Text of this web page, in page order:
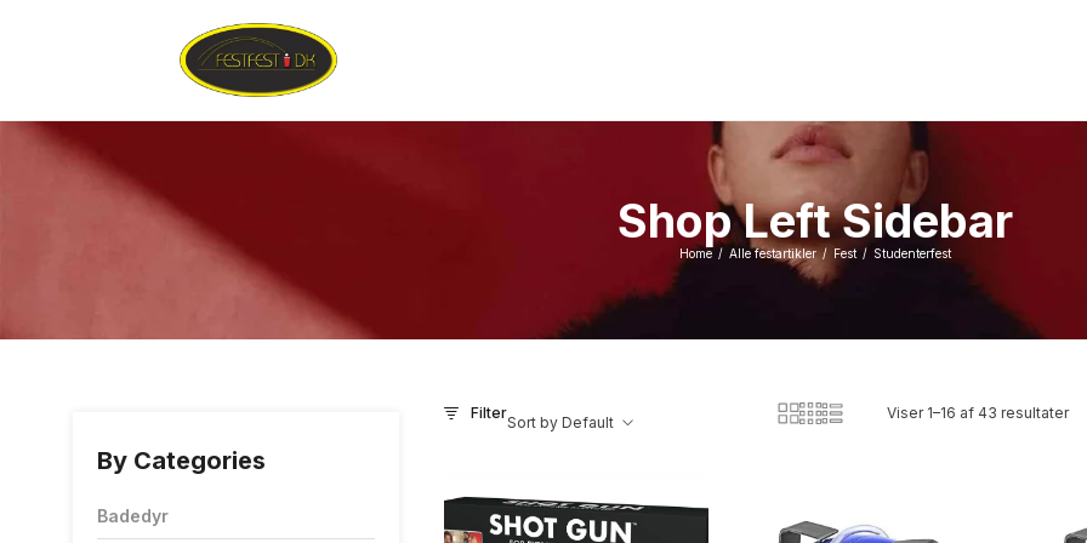
Shop Left Sidebar
Home / Alle festartikler / Fest / Studenterfest
By Categories
Badedyr
Filter
Sort by Default
Viser 1–16 af 43 resultater